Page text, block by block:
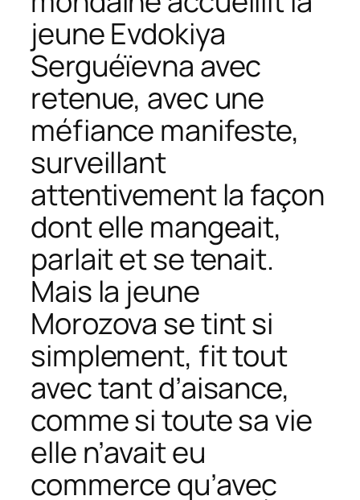
jeune Evdokiya
Serguéïevna avec
retenue, avec une
méfiance manifeste,
surveillant
attentivement la façon
dont elle mangeait,
parlait et se tenait.
Mais la jeune
Morozova se tint si
simplement, fit tout
avec tant d’aisance,
comme si toute sa vie
elle n’avait eu
commerce qu’avec